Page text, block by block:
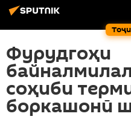
Фурудгоҳи
соҳиби
боркашонӣ